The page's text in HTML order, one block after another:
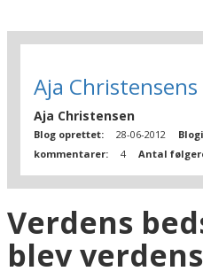
Aja
Aja Christensen
Blog oprettet: 28-06-2012
kommentarer:
4 Antal
Verdens
blev